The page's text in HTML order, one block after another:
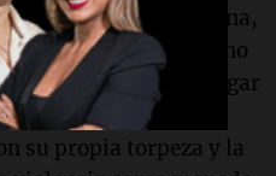
la historia argentina,
con promesas, sino
Justicia debe investigar
el Gobierno debe
su propia torpeza y la